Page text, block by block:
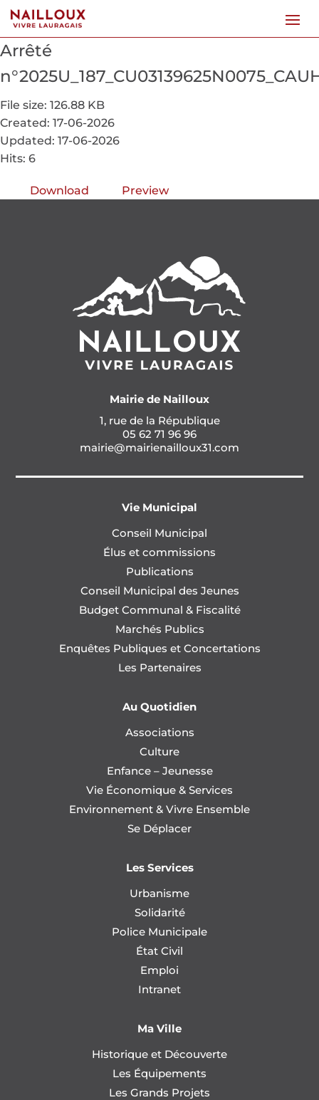
Arrêté
File size: 126.88 KB
Created: 17-06-2026
Updated: 17-06-2026
Hits: 6
Download Preview
Mairie de Nailloux
1, rue de la République
05 62 71 96 96
mairie@mairienailloux31.com
Vie Municipal
Conseil Municipal
Élus et commissions
Publications
Conseil Municipal des Jeunes
Budget Communal & Fiscalité
Marchés Publics
Enquêtes Publiques et Concertations
Les Partenaires
Au Quotidien
Associations
Culture
Enfance – Jeunesse
Vie Économique & Services
Environnement & Vivre Ensemble
Se Déplacer
Les Services
Urbanisme
Solidarité
Police Municipale
État Civil
Emploi
Intranet
Ma Ville
Historique et Découverte
Les Équipements
Les Grands Projets